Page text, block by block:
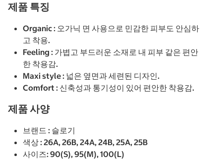
제품 특징
Organic : 오가닉 면 사용으로 민감한 피부도 안심하
고 착용.
Feeling : 가볍고 부드러운 소재로 내 피부 같은 편안
한 착용감.
Maxi style : 넓은 옆면과 세련된 디자인.
Comfort : 신축성과 통기성이 있어 편안한 착용감.
제품 사양
브랜드 : 슬로기
색상 : 26A, 26B, 24A, 24B, 25A, 25B
사이즈: 90(S), 95(M), 100(L)